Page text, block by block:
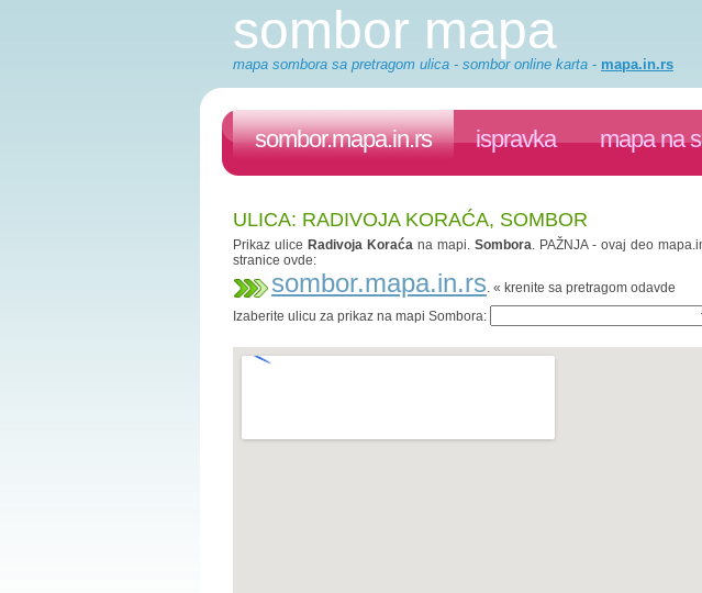
sombor mapa
mapa sombora sa pretragom ulica - sombor online karta - mapa.in.rs
sombor.mapa.in.rs ispravka mapa na
ULICA: RADIVOJA KORAĆA, SOMBOR
Prikaz ulice Radivoja Koraćana mapi. Sombora. PAŽNJA - ovaj deo
stranice ovde:
sombor.mapa.in.rs. « krenite sa pretragom odavde
Izaberite ulicu za prikaz na mapi Sombora: